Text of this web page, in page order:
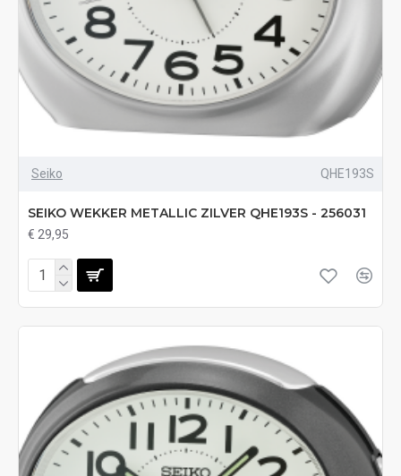
Seiko QHE193S
SEIKO WEKKER METALLIC ZILVER QHE193S - 256031
€ 29,95